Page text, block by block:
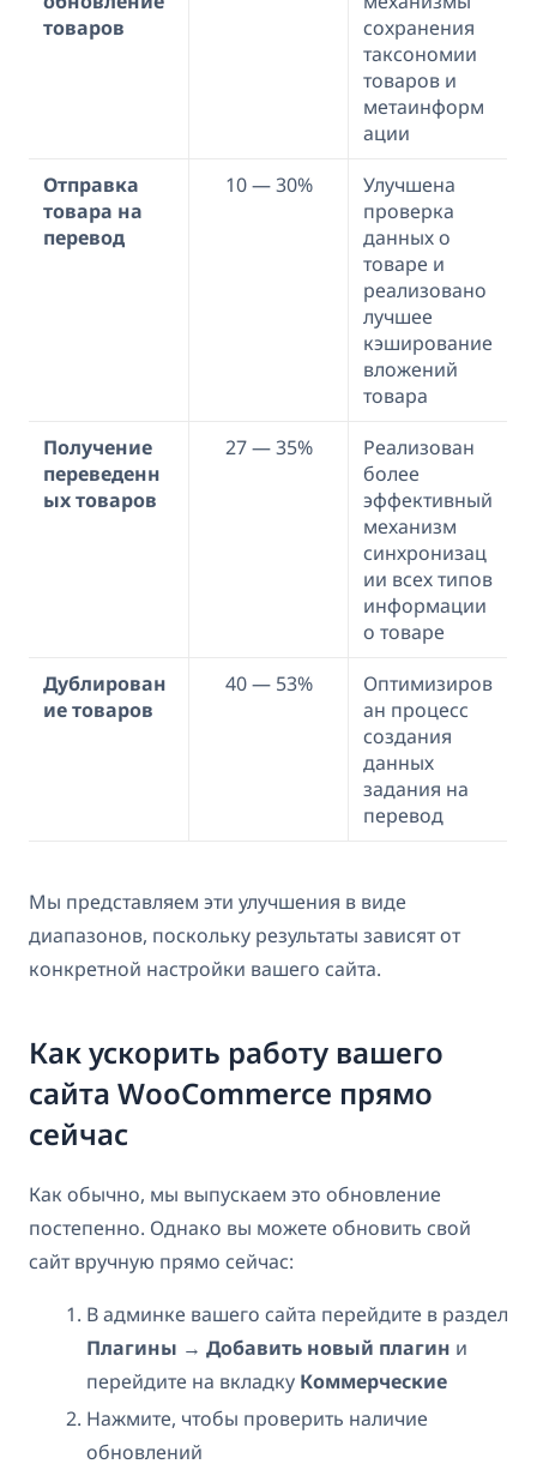
товаров
сохранения
таксономии
товаров и
метаинформ
ации
Отправка
товара на
перевод
10 — 30%
Улучшена
проверка
данных о
товаре и
реализовано
лучшее
кэширование
вложений
товара
Получение
переведенн
ых товаров
27 — 35%
Реализован
более
эффективный
механизм
синхронизац
ии всех типов
информации
о товаре
Дублирован
ие товаров
40 — 53%
Оптимизиров
ан процесс
создания
данных
задания на
перевод
Мы представляем эти улучшения в виде
диапазонов, поскольку результаты зависят от
конкретной настройки вашего сайта.
Как ускорить работу вашего
сайта WooCommerce прямо
сейчас
Как обычно, мы выпускаем это обновление
постепенно. Однако вы можете обновить свой
сайт вручную прямо сейчас:
В админке вашего сайта перейдите в раздел
Плагины → Добавить новый плагин и
перейдите на вкладку Коммерческие
Нажмите, чтобы проверить наличие
обновлений